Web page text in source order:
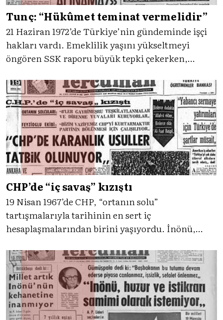
Tunç: “Hükûmet teminat vermelidir”
21 Haziran 1972’de Türkiye’nin gündeminde işçi
hakları vardı. Emeklilik yaşını yükseltmeyi
öngören SSK raporu büyük tepki çekerken,
kamuoyunun itirazlarını sayfalarına taşımış,
tartışmaları kamuoyuna aktarmıştı.
CHP’de “iç savaş” kızıştı
19 Nisan 1967’de CHP, “ortanın solu”
tartışmalarıyla tarihinin en sert iç
hesaplaşmalarından birini yaşıyordu. İnönü,
parti içi suçlamaları ve bölünme iddialarını
manşetlere taşıdı. Tercüman’ın arşivlerinden o
krizin izini sürüyoruz.